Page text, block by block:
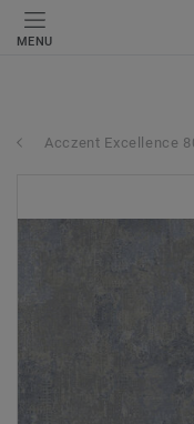
MENU
Acczent Excellence